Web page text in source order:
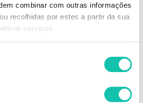
combinar com outras informações
recolhidas por estes a partir da sua
serviços.
o cliente adquirir o produto a um preço muito
tais como:
troca.
eyes ANDREIA MELHOR PREÇO | Comprar
eyes MELHOR PREÇO | Eyeliner ANDREIA